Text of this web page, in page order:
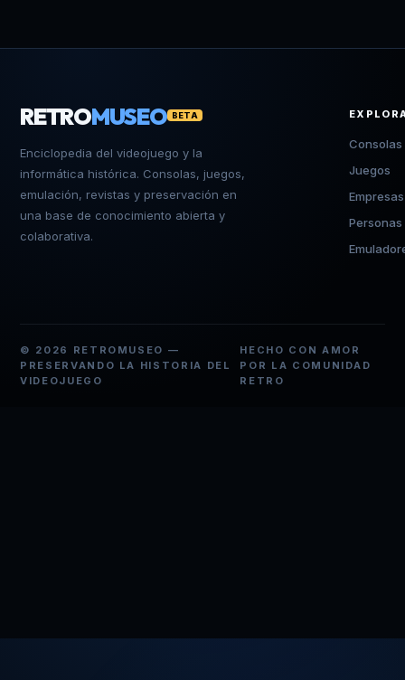
RETROMUSEO BETA
Enciclopedia del videojuego y la
informática histórica. Consolas, juegos,
emulación, revistas y preservación en
una base de conocimiento abierta y
colaborativa.
Consolas
Juegos
Empresas
Personas
© 2026 RETROMUSEO —
PRESERVANDO LA HISTORIA DEL
VIDEOJUEGO
HECHO CON AMOR
POR LA COMUNIDAD
RETRO